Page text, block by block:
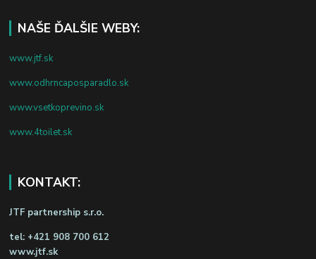
NAŠE ĎALŠIE WEBY:
www.jtf.sk
www.odhrncaposparadlo.sk
www.vsetkoprevino.sk
www.4toilet.sk
KONTAKT:
JTF partnership s.r.o.
tel: +421 908 700 612
www.jtf.sk